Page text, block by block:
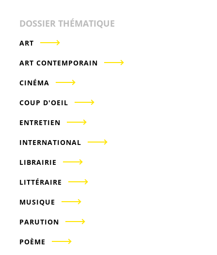
DOSSIER THÉMATIQUE
ART
ART CONTEMPORAIN
CINÉMA
COUP D'OEIL
ENTRETIEN
INTERNATIONAL
LIBRAIRIE
LITTÉRAIRE
MUSIQUE
PARUTION
POÈME